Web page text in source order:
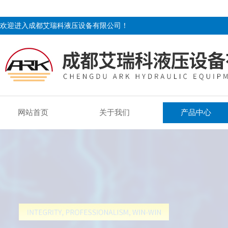
欢迎进入成都艾瑞科液压设备有限公司！
网站首页 关于我们 产品中心